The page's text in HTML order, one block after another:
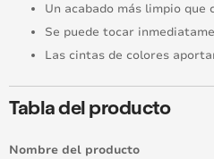
Un acabado más limpio que
Se puede tocar
Las cintas de colores
Tabla del producto
Nombre del producto